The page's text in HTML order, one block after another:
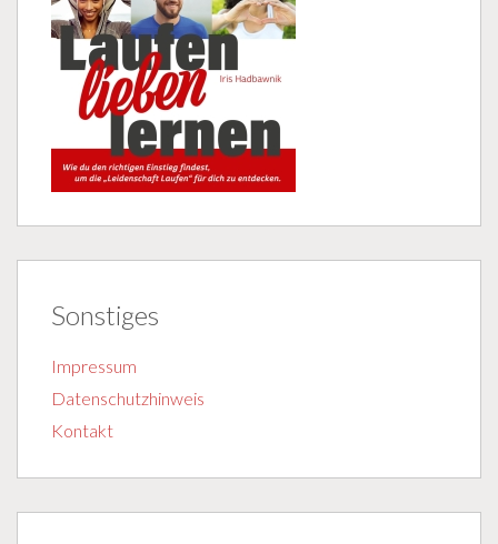
Sonstiges
Impressum
Datenschutzhinweis
Kontakt